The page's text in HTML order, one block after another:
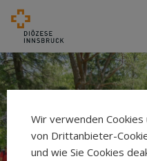
Wir verwenden
von Drittanbieter-
und wie Sie Cookies